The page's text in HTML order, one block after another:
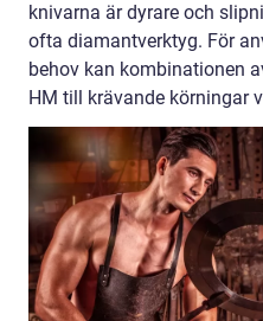
knivarna är dyrare och
ofta diamantverktyg. För
behov kan kombinationen
HM till krävande körningar